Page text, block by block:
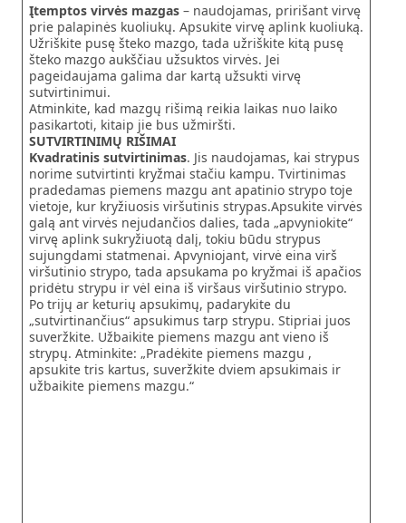
Įtemptos virvės mazgas – naudojamas, pririšant virvę
prie palapinės kuoliukų. Apsukite virvę aplink kuoliuką.
Užriškite pusę šteko mazgo, tada užriškite kitą pusę
šteko mazgo aukščiau užsuktos virvės. Jei
pageidaujama galima dar kartą užsukti virvę
sutvirtinimui.
Atminkite, kad mazgų rišimą reikia laikas nuo laiko
pasikartoti, kitaip jie bus užmiršti.
SUTVIRTINIMŲ RIŠIMAI
Kvadratinis sutvirtinimas. Jis naudojamas, kai strypus
norime sutvirtinti kryžmai stačiu kampu. Tvirtinimas
pradedamas piemens mazgu ant apatinio strypo toje
vietoje, kur kryžiuosis viršutinis strypas.Apsukite virvės
galą ant virvės nejudančios dalies, tada „apvyniokite“
virvę aplink sukryžiuotą dalį, tokiu būdu strypus
sujungdami statmenai. Apvyniojant, virvė eina virš
viršutinio strypo, tada apsukama po kryžmai iš apačios
pridėtu strypu ir vėl eina iš viršaus viršutinio strypo.
Po trijų ar keturių apsukimų, padarykite du
„sutvirtinančius“ apsukimus tarp strypu. Stipriai juos
suveržkite. Užbaikite piemens mazgu ant vieno iš
strypų. Atminkite: „Pradėkite piemens mazgu ,
apsukite tris kartus, suveržkite dviem apsukimais ir
užbaikite piemens mazgu.“